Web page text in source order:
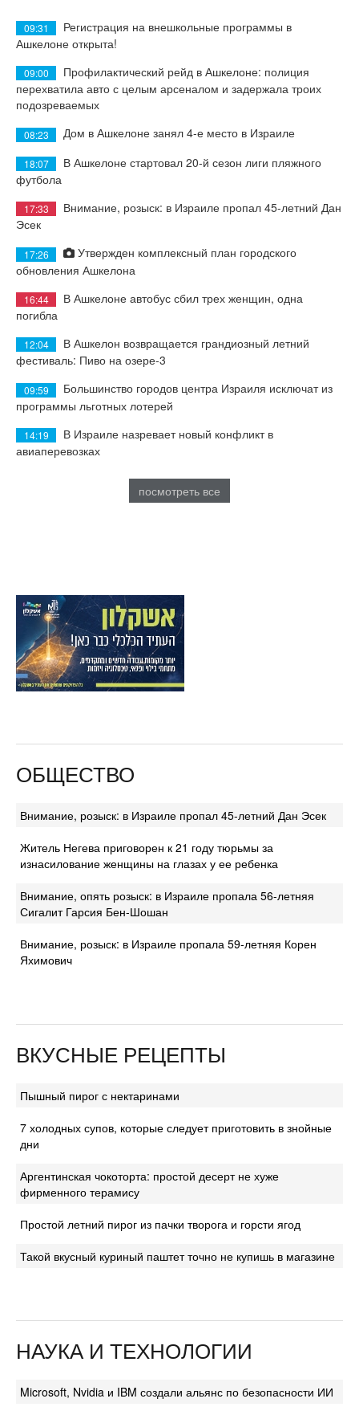
09:31
Регистрация на внешкольные программы в
Ашкелоне открыта!
09:00
Профилактический рейд в Ашкелоне: полиция
перехватила авто с целым арсеналом и задержала троих
подозреваемых
08:23 Дом в Ашкелоне занял 4-е место в Израиле
18:07
В Ашкелоне стартовал 20-й сезон лиги пляжного
футбола
17:33
Внимание, розыск: в Израиле пропал 45-летний Дан
Эсек
17:26
Утвержден комплексный план городского
обновления Ашкелона
16:44
В Ашкелоне автобус сбил трех женщин, одна
погибла
12:04
В Ашкелон возвращается грандиозный летний
фестиваль: Пиво на озере-3
09:59
Большинство городов центра Израиля исключат из
программы льготных лотерей
14:19
В Израиле назревает новый конфликт в
авиаперевозках
посмотреть все
ОБЩЕСТВО
Внимание, розыск: в Израиле пропал 45-летний Дан Эсек
Житель Негева приговорен к 21 году тюрьмы за
изнасилование женщины на глазах у ее ребенка
Внимание, опять розыск: в Израиле пропала 56-летняя
Сигалит Гарсия Бен-Шошан
Внимание, розыск: в Израиле пропала 59-летняя Корен
Яхимович
ВКУСНЫЕ РЕЦЕПТЫ
Пышный пирог с нектаринами
7 холодных супов, которые следует приготовить в знойные
дни
Аргентинская чокоторта: простой десерт не хуже
фирменного терамису
Простой летний пирог из пачки творога и горсти ягод
Такой вкусный куриный паштет точно не купишь в магазине
НАУКА И ТЕХНОЛОГИИ
Microsoft, Nvidia и IBM создали альянс по безопасности ИИ